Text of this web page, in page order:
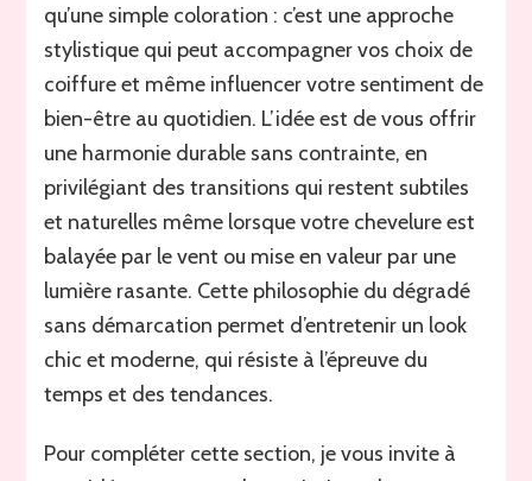
qu’une simple coloration : c’est une approche
stylistique qui peut accompagner vos choix de
coiffure et même influencer votre sentiment de
bien-être au quotidien. L’idée est de vous offrir
une harmonie durable sans contrainte, en
privilégiant des transitions qui restent subtiles
et naturelles même lorsque votre chevelure est
balayée par le vent ou mise en valeur par une
lumière rasante. Cette philosophie du dégradé
sans démarcation permet d’entretenir un look
chic et moderne, qui résiste à l’épreuve du
temps et des tendances.
Pour compléter cette section, je vous invite à